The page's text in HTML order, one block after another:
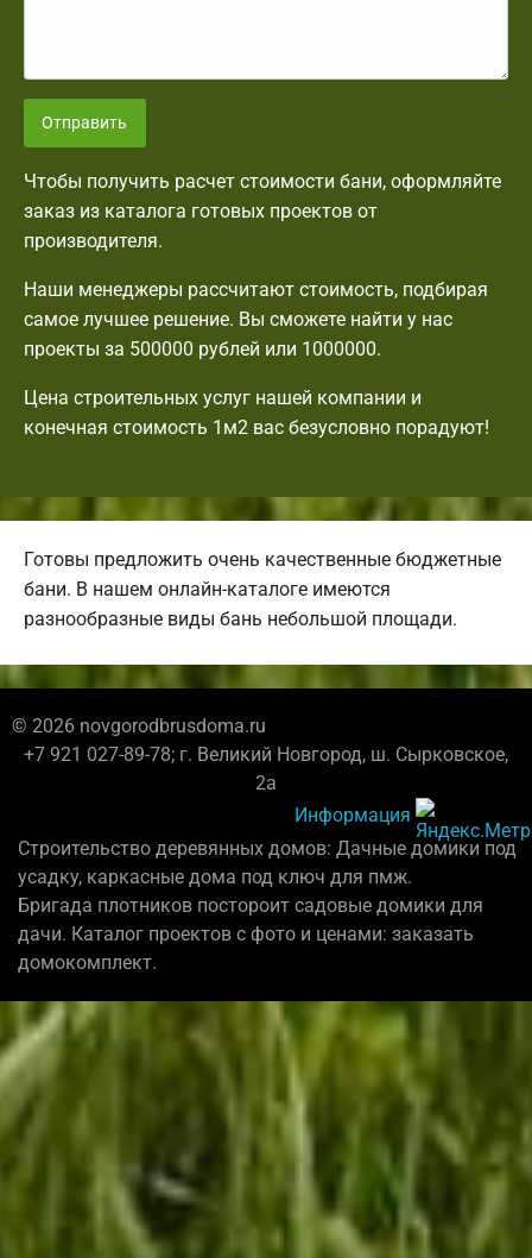
Отправить
Чтобы получить расчет стоимости бани, оформляйте
заказ из каталога готовых проектов от
производителя.
Наши менеджеры рассчитают стоимость, подбирая
самое лучшее решение. Вы сможете найти у нас
проекты за 500000 рублей или 1000000.
Цена строительных услуг нашей компании и
конечная стоимость 1м2 вас безусловно порадуют!
Готовы предложить очень качественные бюджетные
бани. В нашем онлайн-каталоге имеются
разнообразные виды бань небольшой площади.
© 2026 novgorodbrusdoma.ru
+7 921 027-89-78; г. Великий Новгород, ш. Сырковское,
2а
Информация
Строительство деревянных домов: Дачные домики под
усадку, каркасные дома под ключ для пмж.
Бригада плотников постороит садовые домики для
дачи. Каталог проектов с фото и ценами: заказать
домокомплект.